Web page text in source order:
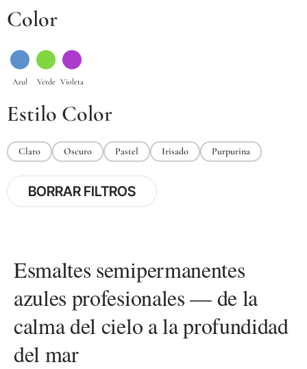
Color
Estilo Color
Claro Oscuro Pastel Irisado Purpurina
BORRAR FILTROS
Esmaltes semipermanentes
azules profesionales — de la
calma del cielo a la profundidad
del mar